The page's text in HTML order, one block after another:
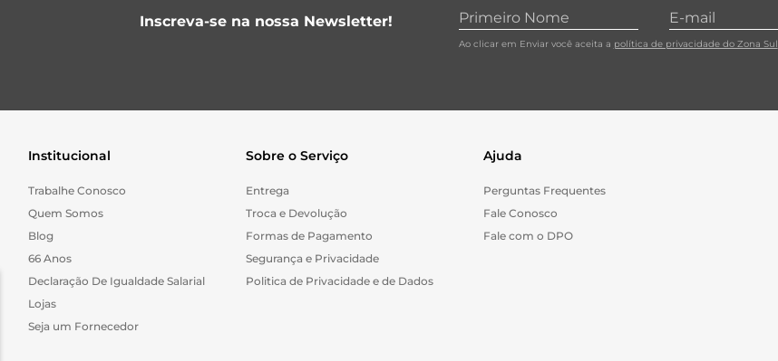
Inscreva-se na nossa Newsletter!
Ao clicar em Enviar você aceita a política de privacidade do Zona Sul
Institucional
Trabalhe Conosco
Quem Somos
Blog
66 Anos
Declaração De Igualdade Salarial
Lojas
Seja um Fornecedor
Sobre o Serviço
Entrega
Troca e Devolução
Formas de Pagamento
Segurança e Privacidade
Politica de Privacidade e de Dados
Ajuda
Perguntas Frequentes
Fale Conosco
Fale com o DPO